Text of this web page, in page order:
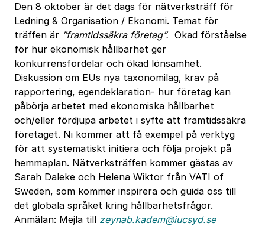
Den 8 oktober är det dags för nätverksträff för
Ledning & Organisation / Ekonomi. Temat för
träffen är ”framtidssäkra företag”. Ökad förståelse
för hur ekonomisk hållbarhet ger
konkurrensfördelar och ökad lönsamhet.
Diskussion om EUs nya taxonomilag, krav på
rapportering, egendeklaration- hur företag kan
påbörja arbetet med ekonomiska hållbarhet
och/eller fördjupa arbetet i syfte att framtidssäkra
företaget. Ni kommer att få exempel på verktyg
för att systematiskt initiera och följa projekt på
hemmaplan. Nätverksträffen kommer gästas av
Sarah Daleke och Helena Wiktor från VATI of
Sweden, som kommer inspirera och guida oss till
det globala språket kring hållbarhetsfrågor.
Anmälan: Mejla till zeynab.kadem@iucsyd.se